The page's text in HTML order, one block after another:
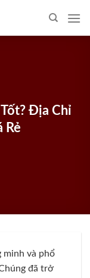
Địa Chỉ
Rẻ
minh và phổ
đã trở